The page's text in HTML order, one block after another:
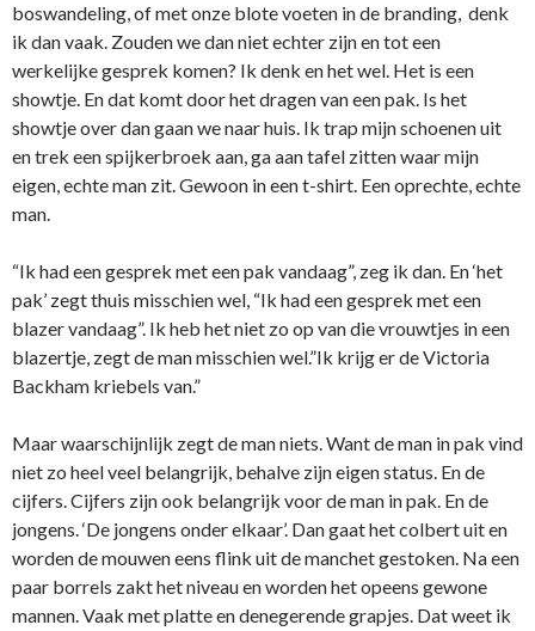
boswandeling, of met onze blote voeten in de branding, denk
ik dan vaak. Zouden we dan niet echter zijn en tot een
werkelijke gesprek komen? Ik denk en het wel. Het is een
showtje. En dat komt door het dragen van een pak. Is het
showtje over dan gaan we naar huis. Ik trap mijn schoenen uit
en trek een spijkerbroek aan, ga aan tafel zitten waar mijn
eigen, echte man zit. Gewoon in een t-shirt. Een oprechte, echte
man.
“Ik had een gesprek met een pak vandaag”, zeg ik dan. En ‘het
pak’ zegt thuis misschien wel, “Ik had een gesprek met een
blazer vandaag”. Ik heb het niet zo op van die vrouwtjes in een
blazertje, zegt de man misschien wel.”Ik krijg er de Victoria
Backham kriebels van.”
Maar waarschijnlijk zegt de man niets. Want de man in pak vind
niet zo heel veel belangrijk, behalve zijn eigen status. En de
cijfers. Cijfers zijn ook belangrijk voor de man in pak. En de
jongens. ‘De jongens onder elkaar’. Dan gaat het colbert uit en
worden de mouwen eens flink uit de manchet gestoken. Na een
paar borrels zakt het niveau en worden het opeens gewone
mannen. Vaak met platte en denegerende grapjes. Dat weet ik